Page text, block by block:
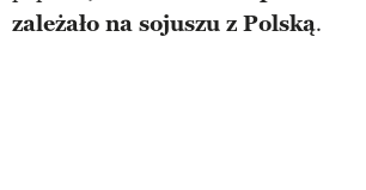
zależało na sojuszu z Polską.